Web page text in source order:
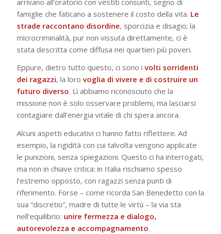
famiglie che faticano a sostenere il costo della vita. Le
strade raccontano disordine, sporcizia e disagio; la
microcriminalità, pur non vissuta direttamente, ci è
stata descritta come diffusa nei quartieri più poveri.
Eppure, dietro tutto questo, ci sono i volti sorridenti
dei ragazzi, la loro voglia di vivere e di costruire un
futuro diverso. Lì abbiamo riconosciuto che la
missione non è solo osservare problemi, ma lasciarsi
contagiare dall’energia vitale di chi spera ancora.
Alcuni aspetti educativi ci hanno fatto riflettere. Ad
esempio, la rigidità con cui talvolta vengono applicate
le punizioni, senza spiegazioni. Questo ci ha interrogati,
ma non in chiave critica: in Italia rischiamo spesso
l’estremo opposto, con ragazzi senza punti di
riferimento. Forse – come ricorda San Benedetto con la
sua “discretio”, madre di tutte le virtù – la via sta
nell’equilibrio: unire fermezza e dialogo,
autorevolezza e accompagnamento.